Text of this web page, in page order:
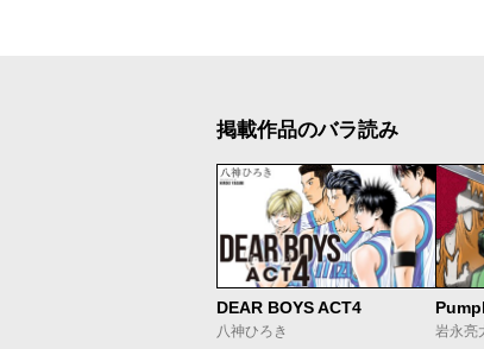
掲載作品のバラ読み
DEAR BOYS ACT4
八神ひろき
岩永亮